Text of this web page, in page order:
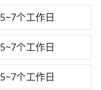
5~7个工作日
5~7个工作日
5~7个工作日